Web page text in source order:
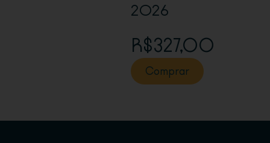
2026
R$327,00
Comprar